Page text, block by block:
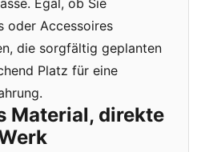
Egal, ob Sie
oder Accessoires
die sorgfältig geplanten
Platz für eine
Material, direkte